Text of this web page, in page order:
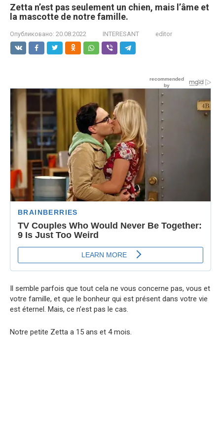
Zetta n’est pas seulement un chien, mais l’âme et
la mascotte de notre famille.
Опубликовано: 20.08.2022 INTERESANT editor
Il semble parfois que tout cela ne vous concerne pas, vous et
votre famille, et que le bonheur qui est présent dans votre vie
est éternel. Mais, ce n’est pas le cas.
Notre petite Zetta a 15 ans et 4 mois.